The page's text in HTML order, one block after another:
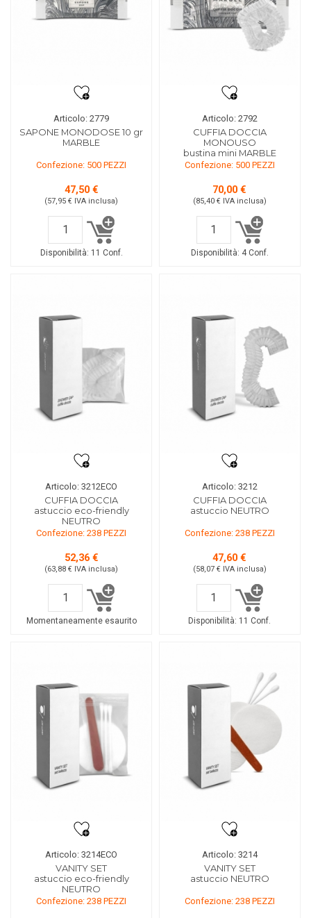
Articolo: 2779
SAPONE MONODOSE 10 gr
MARBLE
Confezione: 500 PEZZI
47,50 €
(57,95 € IVA inclusa)
Disponibilità: 11 Conf.
Articolo: 2792
CUFFIA DOCCIA
MONOUSO
bustina mini MARBLE
Confezione: 500 PEZZI
70,00 €
(85,40 € IVA inclusa)
Disponibilità: 4 Conf.
Articolo: 3212ECO
CUFFIA DOCCIA
astuccio eco-friendly
NEUTRO
Confezione: 238 PEZZI
52,36 €
(63,88 € IVA inclusa)
Momentaneamente esaurito
Articolo: 3212
CUFFIA DOCCIA
astuccio NEUTRO
Confezione: 238 PEZZI
47,60 €
(58,07 € IVA inclusa)
Disponibilità: 11 Conf.
Articolo: 3214ECO
VANITY SET
astuccio eco-friendly
NEUTRO
Confezione: 238 PEZZI
Articolo: 3214
VANITY SET
astuccio NEUTRO
Confezione: 238 PEZZI